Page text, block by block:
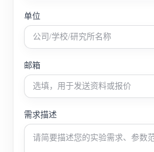
单位
邮箱
需求描述